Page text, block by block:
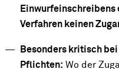
Verfahren keinen
Besonders kritisch bei
Pflichten: Wo der